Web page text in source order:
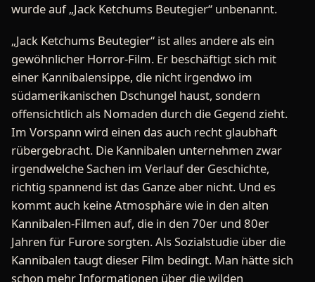
wurde auf „Jack Ketchums Beutegier“ unbenannt.
„Jack Ketchums Beutegier“ ist alles andere als ein
gewöhnlicher Horror-Film. Er beschäftigt sich mit
einer Kannibalensippe, die nicht irgendwo im
südamerikanischen Dschungel haust, sondern
offensichtlich als Nomaden durch die Gegend zieht.
Im Vorspann wird einen das auch recht glaubhaft
rübergebracht. Die Kannibalen unternehmen zwar
irgendwelche Sachen im Verlauf der Geschichte,
richtig spannend ist das Ganze aber nicht. Und es
kommt auch keine Atmosphäre wie in den alten
Kannibalen-Filmen auf, die in den 70er und 80er
Jahren für Furore sorgten. Als Sozialstudie über die
Kannibalen taugt dieser Film bedingt. Man hätte sich
schon mehr Informationen über die wilden